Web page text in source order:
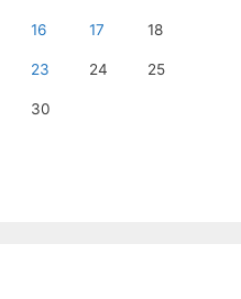
16 17 18
23 24 25
30